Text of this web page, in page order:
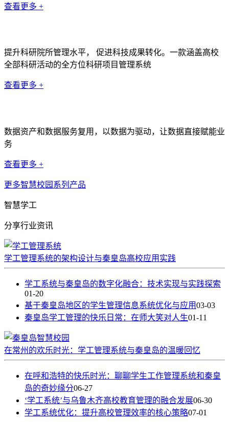
查看更多 +
提升科研院所管理水平， 促进科技成果转化。一款涵盖高校
全部科研活动的全方位科研项目管理系统
查看更多 +
数据资产和数据服务复用，以数据为驱动，让数据直接赋能业
务
查看更多 +
更多智慧校园系列产品
智慧学工
分享行业资讯
学工管理系统的架构设计与秦皇岛高校应用实践
学工系统与秦皇岛的数字化融合：技术实现与实践探索
01-20
基于秦皇岛地区的学生管理信息系统优化与应用03-03
秦皇岛学工管理的快乐日常：在师大笑对人生01-11
在常州的欢乐时光：学工管理系统与秦皇岛的温暖回忆
在呼和浩特的快乐时光：聊聊学生工作管理系统和秦皇
岛的奇妙缘分06-27
‘学工系统’与乌鲁木齐高校教育管理的融合发展06-30
学工系统优化：提升高校管理效率的核心策略07-01